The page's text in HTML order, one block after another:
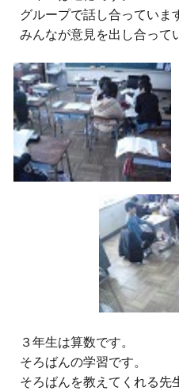
グループで話し合っていま
みんなが意見を出し合って
３年生は算数です。
そろばんの学習です。
そろばんを教えてくれる先